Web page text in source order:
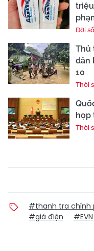
Đời
Thủ
dân
10
Thời
họp
Thời
#thanh tra chính
#giá điện
#EVN